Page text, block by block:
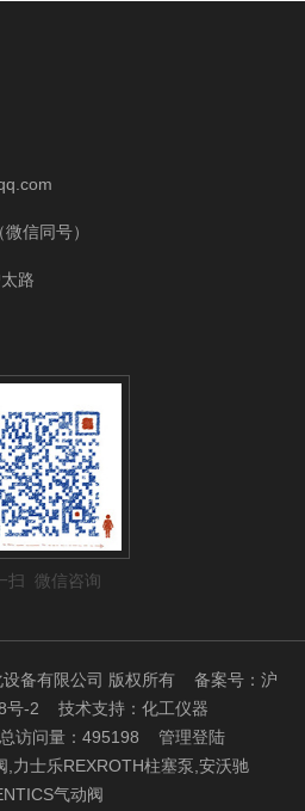
信同号）
路
扫 微信咨询
备有限公司 版权所有 备案号：沪
号-2 技术支持： 化工仪器
访问量：495198 管理登陆
,力士乐REXROTH柱塞泵,安沃驰
气动阀